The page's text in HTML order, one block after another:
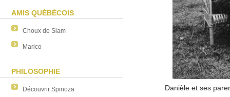
AMIS QUÉBÉCOIS
Choux de Siam
Marico
PHILOSOPHIE
Découvrir Spinoza
Danièle et ses